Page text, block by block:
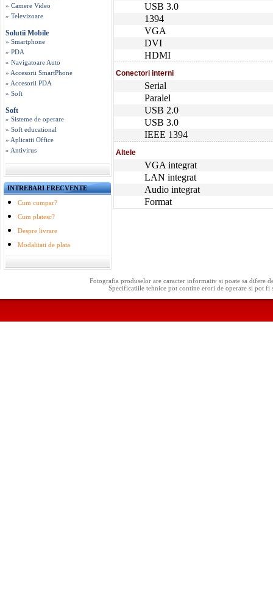
» Camere Video
» Televizoare
Solutii Mobile
» Smartphone
» PDA
» Navigatoare Auto
» Accesorii SmartPhone
» Accesorii PDA
» Soft
Soft
» Sisteme de operare
» Soft educational
» Aplicatii Office
» Antivirus
INTREBARI FRECVENTE
Cum cumpar?
Cum platesc?
Despre livrare
Modalitati de plata
USB 3.0
1394
VGA
DVI
HDMI
Conectori interni
Serial
Paralel
USB 2.0
USB 3.0
IEEE 1394
Altele
VGA integrat
LAN integrat
Audio integrat
Format
Fotografia produselor are caracter informativ si poate sa difere
Specificatiile tehnice pot contine erori de operare si pot